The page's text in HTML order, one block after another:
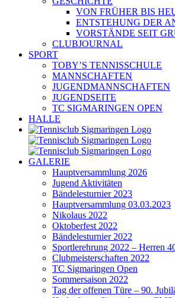
VON FRÜHER BIS
ENTSTEHUNG DER
VORSTÄNDE SEIT
CLUBJOURNAL
SPORT
TOBY’S TENNISSCHULE
MANNSCHAFTEN
JUGENDMANNSCHAFTEN
JUGENDSEITE
TC SIGMARINGEN OPEN
HALLE
GALERIE
Hauptversammlung 2026
Jugend Aktivitäten
Bändelesturnier 2023
Hauptversammlung 03.03.2023
Nikolaus 2022
Oktoberfest 2022
Bändelesturnier 2022
Sportlerehrung 2022 – Herren
Clubmeisterschaften 2022
TC Sigmaringen Open
Sommersaison 2022
Tag der offenen Türe – 90.